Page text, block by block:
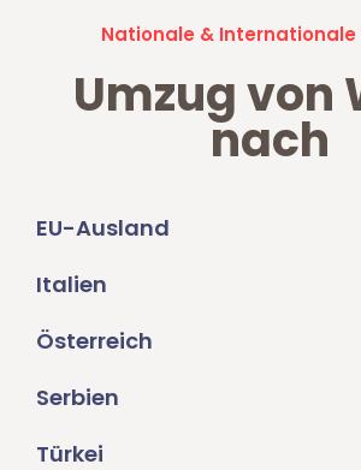
Nationale & Internationale
Umzug von
nach
EU-Ausland
Italien
Österreich
Serbien
Türkei